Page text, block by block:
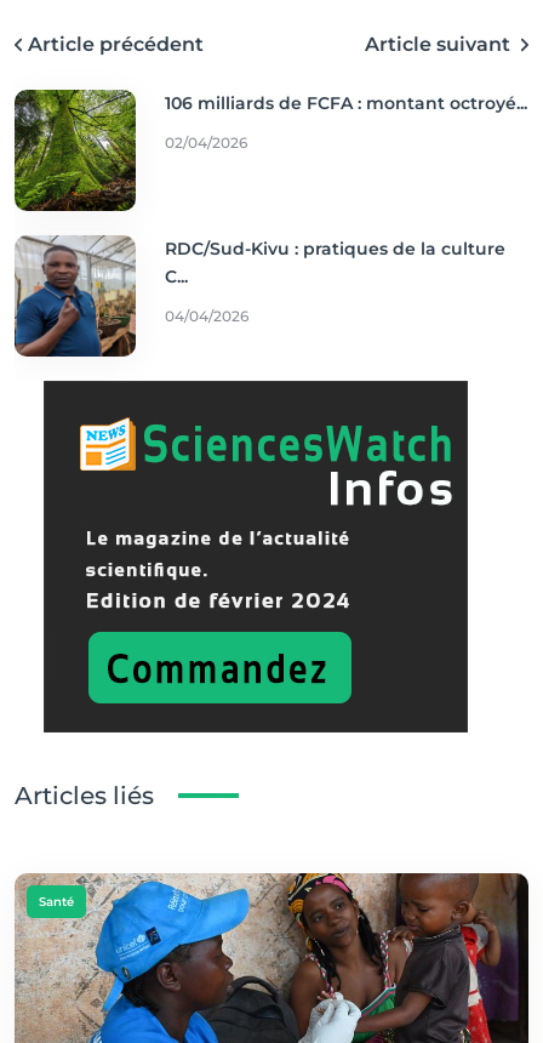
Article précédent Article suivant
106 milliards de FCFA : montant octroyé...
02/04/2026
RDC/Sud-Kivu : pratiques de la culture
C...
04/04/2026
Articles liés
Santé